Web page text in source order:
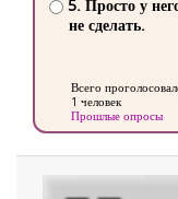
5. Просто у
не сделать.
Всего
1 человек
Прошлые опросы